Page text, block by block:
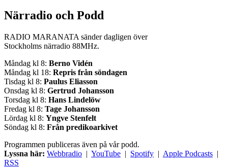
Närradio och Podd
RADIO MARANATA sänder dagligen över
Stockholms närradio 88MHz.
Måndag kl 8: Berno Vidén
Måndag kl 18: Repris från söndagen
Tisdag kl 8: Paulus Eliasson
Onsdag kl 8: Gertrud Johansson
Torsdag kl 8: Hans Lindelöw
Fredag kl 8: Tage Johansson
Lördag kl 8: Yngve Stenfelt
Söndag kl 8: Från predikoarkivet
Programmen publiceras även på vår podd.
Lyssna här: Webbradio | YouTube | Spotify | Apple Podcasts |
RSS